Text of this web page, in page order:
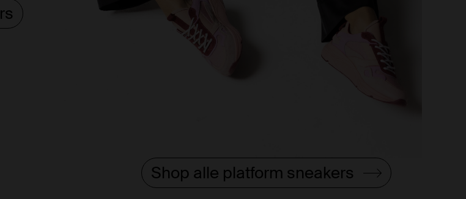
Shop alle platform sneakers